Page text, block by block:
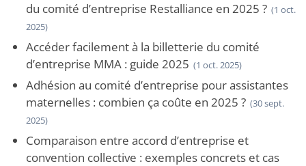
du comité d’entreprise Restalliance en 2025 ? (1 oct.
2025)
Accéder facilement à la billetterie du comité
d’entreprise MMA : guide 2025 (1 oct. 2025)
Adhésion au comité d’entreprise pour assistantes
maternelles : combien ça coûte en 2025 ? (30 sept.
2025)
Comparaison entre accord d’entreprise et
convention collective : exemples concrets et cas